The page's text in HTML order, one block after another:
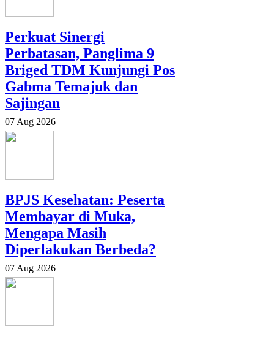
Perkuat Sinergi
Perbatasan, Panglima 9
Briged TDM Kunjungi Pos
Gabma Temajuk dan
Sajingan
07 Aug 2026
BPJS Kesehatan: Peserta
Membayar di Muka,
Mengapa Masih
Diperlakukan Berbeda?
07 Aug 2026